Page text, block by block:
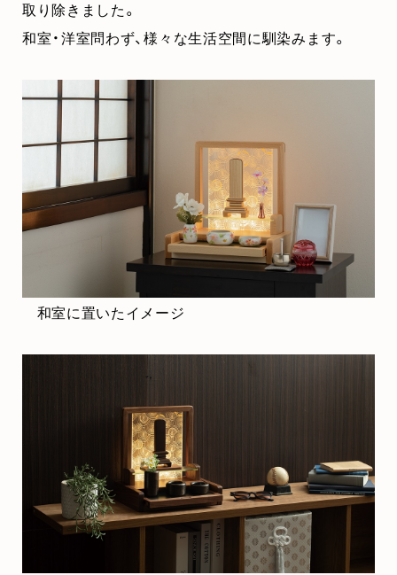
取り除きました。
和室・洋室問わず、様々な生活空間に馴染みます。
和室に置いたイメージ